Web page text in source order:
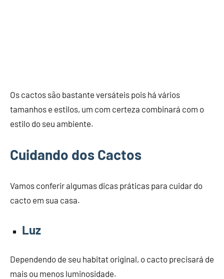
Os cactos são bastante versáteis pois há vários
tamanhos e estilos, um com certeza combinará com o
estilo do seu ambiente.
Cuidando dos Cactos
Vamos conferir algumas dicas práticas para cuidar do
cacto em sua casa.
Luz
Dependendo de seu habitat original, o cacto precisará de
mais ou menos luminosidade.